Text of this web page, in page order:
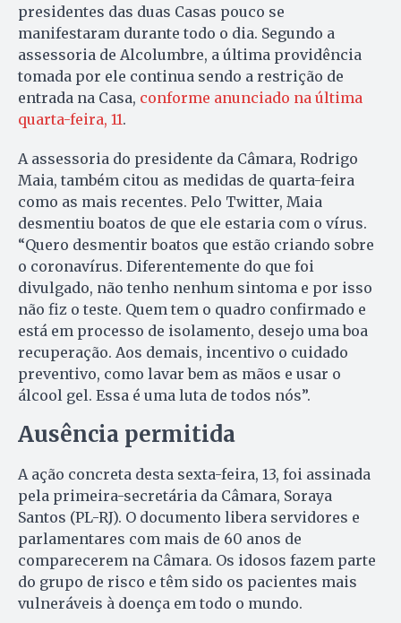
presidentes das duas Casas pouco se
manifestaram durante todo o dia. Segundo a
assessoria de Alcolumbre, a última providência
tomada por ele continua sendo a restrição de
entrada na Casa, conforme anunciado na última
quarta-feira, 11.
A assessoria do presidente da Câmara, Rodrigo
Maia, também citou as medidas de quarta-feira
como as mais recentes. Pelo Twitter, Maia
desmentiu boatos de que ele estaria com o vírus.
“Quero desmentir boatos que estão criando sobre
o coronavírus. Diferentemente do que foi
divulgado, não tenho nenhum sintoma e por isso
não fiz o teste. Quem tem o quadro confirmado e
está em processo de isolamento, desejo uma boa
recuperação. Aos demais, incentivo o cuidado
preventivo, como lavar bem as mãos e usar o
álcool gel. Essa é uma luta de todos nós”.
Ausência permitida
A ação concreta desta sexta-feira, 13, foi assinada
pela primeira-secretária da Câmara, Soraya
Santos (PL-RJ). O documento libera servidores e
parlamentares com mais de 60 anos de
comparecerem na Câmara. Os idosos fazem parte
do grupo de risco e têm sido os pacientes mais
vulneráveis à doença em todo o mundo.